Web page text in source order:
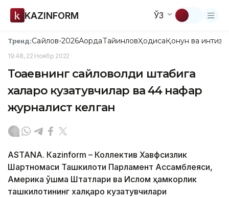
KAZINFORM ЎЗ
Тренд:Сайлов-2026АқордаТайинловҲодисаҚонун ва
19:48, 22 Ноябр 2022
Тоқаевнинг сайловолди штабига
халқаро кузатувчилар ва 44 нафар
журналист келган
ASTANA. Кazinform – Коллектив Хавфсизлик
Шартномаси Ташкилоти Парламент Ассамблеяси,
Америка Қўшма Штатлари ва Ислом ҳамкорлик
ташкилотининг халқаро кузатувчилари